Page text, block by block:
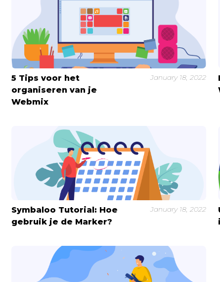
5 Tips voor het
organiseren van je
Webmix
January 18, 2022
Symbaloo Tutorial: Hoe
gebruik je de Marker?
January 18, 2022